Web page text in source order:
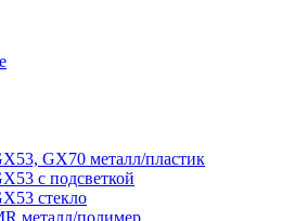
GX70 металл/пластик
с подсветкой
стекло
металл/полимер